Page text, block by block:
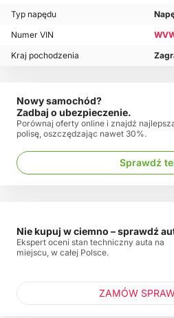
Typ napędu
Numer VIN
Kraj pochodzenia
Nowy samochód?
Zadbaj o ubezpieczenie.
Porównaj oferty online i znajdź
polisę, oszczędzając nawet 30%.
Sprawdź
Nie kupuj w ciemno – sprawdź
Ekspert oceni stan techniczny auta na
miejscu, w całej Polsce.
ZAMÓW